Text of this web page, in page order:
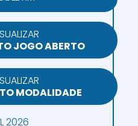
JOGO ABERTO
MODALIDADE
2026